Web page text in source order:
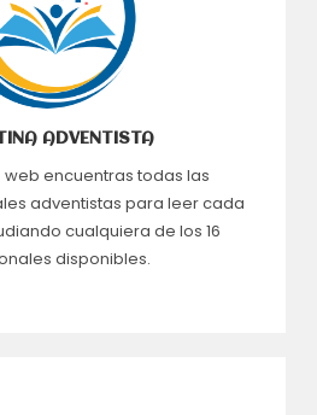
ADVENTISTA
web encuentras todas las
adventistas para leer cada
cualquiera de los 16
disponibles.